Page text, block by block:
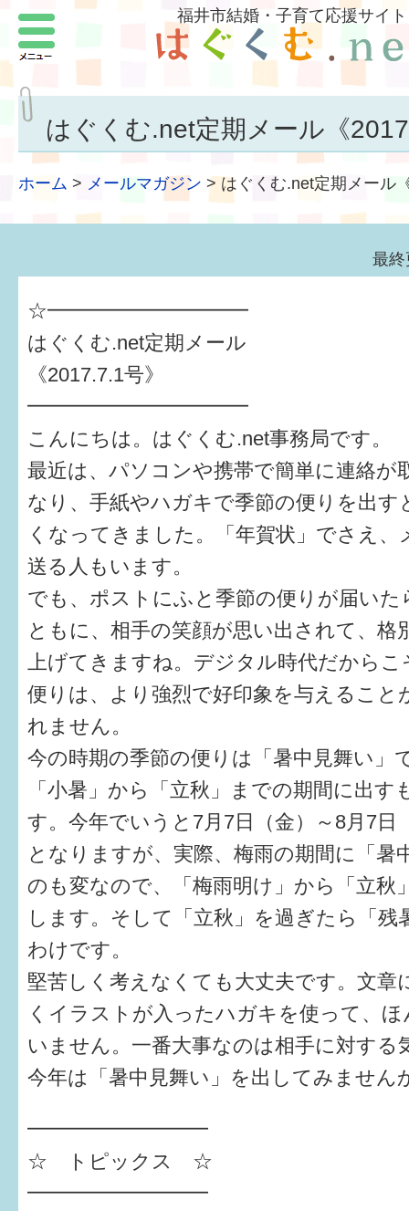
福井市結婚・子育て応援サイト
はぐくむ.net定期メール《
ホーム > メールマガジン > はぐくむ.net定期メール
最終
☆━━━━━━━━━━
はぐくむ.net定期メール
《2017.7.1号》
━━━━━━━━━━━
こんにちは。はぐくむ.net事務局です。
最近は、パソコンや携帯で簡単に連絡が
なり、手紙やハガキで季節の便りを出す
くなってきました。「年賀状」でさえ、
送る人もいます。
でも、ポストにふと季節の便りが届いた
ともに、相手の笑顔が思い出されて、格
上げてきますね。デジタル時代だから
便りは、より強烈で好印象を与えること
れません。
今の時期の季節の便りは「暑中見舞い」
「小暑」から「立秋」までの期間に出
す。今年でいうと7月7日（金）～8月7日
となりますが、実際、梅雨の期間に「暑
のも変なので、「梅雨明け」から「立秋
します。そして「立秋」を過ぎたら「残
わけです。
堅苦しく考えなくても大丈夫です。文章
くイラストが入ったハガキを使って、ほ
いません。一番大事なのは相手に対する
今年は「暑中見舞い」を出してみません
━━━━━━━━━
☆ トピックス ☆
━━━━━━━━━
メニュー
結婚したい
子どもがほしい
子どもを育てよう
もしものときの緊急連絡先
届出・手当・助成
仲間づくり・遊び場
子どもを預けたい
入園・入学
相談したい
さまざまな支援
子育てカレンダー
妊娠
出産〜3か月
3か月〜6か月
6か月〜1歳
1歳〜3歳
3歳〜就学前
就学後〜
子育てマップ
イベントレポート
なるほどコラム
メールマガジン